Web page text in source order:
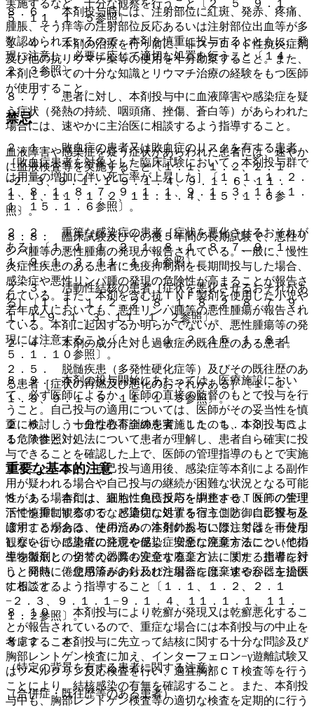
８．６． 本剤投与時には、注射部位に紅斑、発赤、疼痛、
腫脹、そう痒等の注射部位反応あるいは注射部位出血等が多
数認められているので、本剤を慎重に投与するとともに、発
現に注意し、必要に応じて適切な処置を行うこと〔１４．
２．３参照〕。
８．７． 患者に対し、本剤投与中に血液障害や感染症を疑
う症状（発熱の持続、咽頭痛、挫傷、蒼白等）があらわれた
場合には、速やかに主治医に相談するよう指導すること。
血液障害や感染症を疑う症状があらわれた患者には、速やか
に血液検査等を実施すること〔１．１、１．２、２．１
−２．３、９．１．１−９．１．４、９．１．６、１１．
１．１、１１．１．２、１１．１．４、１５．１．６参
照〕。
８．８． 臨床試験及びその後５年間の長期試験で、悪性リ
ンパ腫等の悪性腫瘍の発現が報告されている。一般に、慢性
炎症性疾患のある患者に免疫抑制剤を長期間投与した場合、
感染症や悪性リンパ腫の発現の危険性が高まることが報告さ
れている。また、本剤を含む抗ＴＮＦ製剤を使用した小児や
若年成人においても、悪性リンパ腫等の悪性腫瘍が報告され
ている。本剤に起因するか明らかでないが、悪性腫瘍等の発
現には注意すること〔１．１、１．２、１５．１．８−１
５．１．１０参照〕。
８．９． 本剤の投与開始にあたっては、医療施設におい
て、必ず医師によるか、医師の直接の監督のもとで投与を行
うこと。自己投与の適用については、医師がその妥当性を慎
重に検討し、十分な教育訓練を実施したのち、本剤投与によ
る危険性と対処法について患者が理解し、患者自ら確実に投
与できることを確認した上で、医師の管理指導のもとで実施
すること。また、自己投与適用後、感染症等本剤による副作
用が疑われる場合や自己投与の継続が困難な状況となる可能
性がある場合には、直ちに自己投与を中止させ、医師の管理
下で慎重に観察するなど適切な処置を行うこと。自己投与を
適用する場合は、使用済みの注射針あるいは注射器を再使用
しないように患者に注意を促し、安全な廃棄方法について指
導を徹底し、全ての器具の安全な廃棄方法に関する指導を行
うと同時に、使用済みの針及び注射器を廃棄する容器を提供
すること。
８．１０． 本剤投与により乾癬が発現又は乾癬悪化するこ
とが報告されているので、重症な場合には本剤投与の中止を
考慮すること。
（特定の背景を有する患者に関する注意）
（合併症・既往歴等のある患者）
実施するなど、十分な観察を行うこと〔２．５、９．１．
５、１１．１．５参照〕。
１．４． 本剤の治療を行う前に、非ステロイド性抗炎症剤
及び他の抗リウマチ薬等の使用を十分勘案すること。また、
本剤についての十分な知識とリウマチ治療の経験をもつ医師
が使用すること。
禁忌
２．１． 敗血症の患者又は敗血症のリスクを有する患者
［敗血症患者を対象とした臨床試験において、本剤投与群で
は用量の増加に伴い死亡率が上昇した］〔１．１、１．２．
１、８．１、８．７、９．１．１、９．１．３、１１．１．
１、１５．１．６参照〕。
２．２． 重篤な感染症の患者［症状を悪化させるおそれが
ある］〔１．１、１．２．１、８．１、８．７、９．１．
１、９．１．３、１１．１．１参照〕。
２．３． 活動性結核の患者［症状を悪化させるおそれがあ
る］〔１．１、１．２．２、８．１、８．２、８．７、９．
１．１−９．１．３、１１．１．２参照〕。
２．４． 本剤の成分に対し過敏症の既往歴のある患者。
２．５． 脱髄疾患（多発性硬化症等）及びその既往歴のあ
る患者［症状の再燃及び悪化のおそれがある］〔１．１、
１．３、９．１．５、１１．１．５参照〕。
２．６． うっ血性心不全の患者〔１１．１．１３、１５．
１．７参照〕。
重要な基本的注意
８．１． 本剤は、細胞性免疫反応を調整するＴＮＦの生理
活性を抑制するので、感染症に対する宿主側防御に影響を及
ぼすことがある、そのため、本剤の投与に際しては、十分な
観察を行い感染症の発現や感染症増悪に注意すること（他の
生物製剤との切替えの際も注意すること）。また、患者に対
し、発熱、倦怠感等があらわれた場合には、速やかに主治医
に相談するよう指導すること〔１．１、１．２、２．１
−２．３、９．１．１−９．１．４、１１．１．１、１１．
１．２参照〕。
８．２． 本剤投与に先立って結核に関する十分な問診及び
胸部レントゲン検査に加え、インターフェロン−γ遊離試験又
はツベルクリン反応検査を行い、適宜胸部ＣＴ検査等を行う
ことにより、結核感染の有無を確認すること。また、本剤投
与中も、胸部レントゲン検査等の適切な検査を定期的に行う